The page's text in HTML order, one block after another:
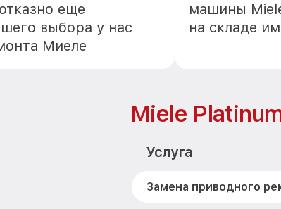
еще
выбора у нас
Миеле
машины
на складе
Miele
Услуга
Замена приводного